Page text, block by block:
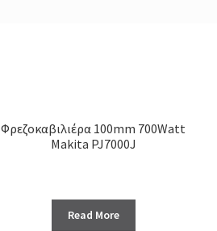
Φρεζοκαβιλιέρα 100mm 700Watt
Makita PJ7000J
Read More